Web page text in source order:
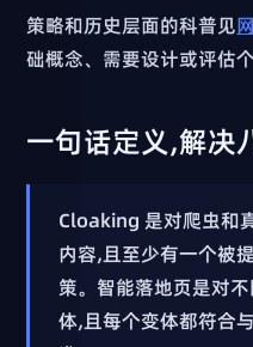
策略和历史层面的科普见
础概念、需要设计或评估
一句话定义,解决
Cloaking 是对爬虫和
内容,且至少有一个被
策。智能落地页是对
体,且每个变体都符合